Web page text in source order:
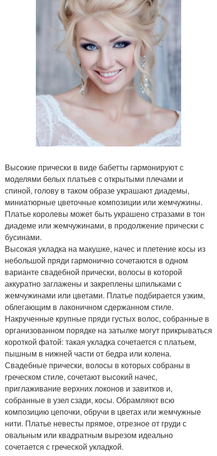
Высокие прически в виде бабетты гармонируют с
моделями белых платьев с открытыми плечами и
спиной, голову в таком образе украшают диадемы,
миниатюрные цветочные композиции или жемчужины.
Платье королевы может быть украшено стразами в тон
диадеме или жемчужинами, в продолжение прически с
бусинами.
Высокая укладка на макушке, начес и плетение косы из
небольшой пряди гармонично сочетаются в одном
варианте свадебной прически, волосы в которой
аккуратно заглажены и закреплены шпильками с
жемчужинами или цветами. Платье подбирается узким,
облегающим в лаконичном сдержанном стиле.
Накрученные крупные пряди густых волос, собранные в
организованном порядке на затылке могут прикрываться
короткой фатой: такая укладка сочетается с платьем,
пышным в нижней части от бедра или колена.
Свадебные прически, волосы в которых собраны в
греческом стиле, сочетают высокий начес,
приглаживание верхних локонов и завитков и,
собранные в узел сзади, косы. Обрамляют всю
композицию цепочки, обручи в цветах или жемчужные
нити. Платье невесты прямое, отрезное от груди с
овальным или квадратным вырезом идеально
сочетается с греческой укладкой.